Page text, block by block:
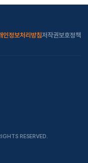
인정보처리방침저작권보호정책
RESERVED.